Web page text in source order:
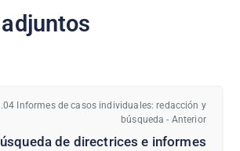
Informes de casos individuales: redacción y
búsqueda - Anterior
de directrices e informes